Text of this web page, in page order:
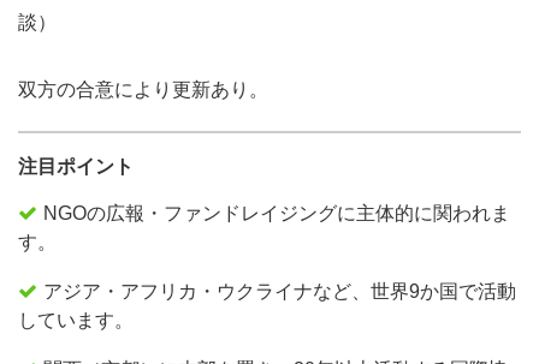
談）
双方の合意により更新あり。
注目ポイント
NGOの広報・ファンドレイジングに主体的に関われま
す。
アジア・アフリカ・ウクライナなど、世界9か国で活動
しています。